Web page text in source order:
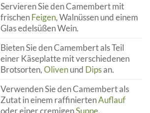
Servieren Sie den Camembert mit
frischenFeigen, Walnüssen und einem
Glas edelsüßen Wein.
Bieten Sie den Camembert als Teil
einer Käseplatte mit verschiedenen
Brotsorten,Olivenund Dipsan.
Verwenden Sie den Camembert als
Zutat in einem raffiniertenAuflauf
oder einer cremigenSuppe.